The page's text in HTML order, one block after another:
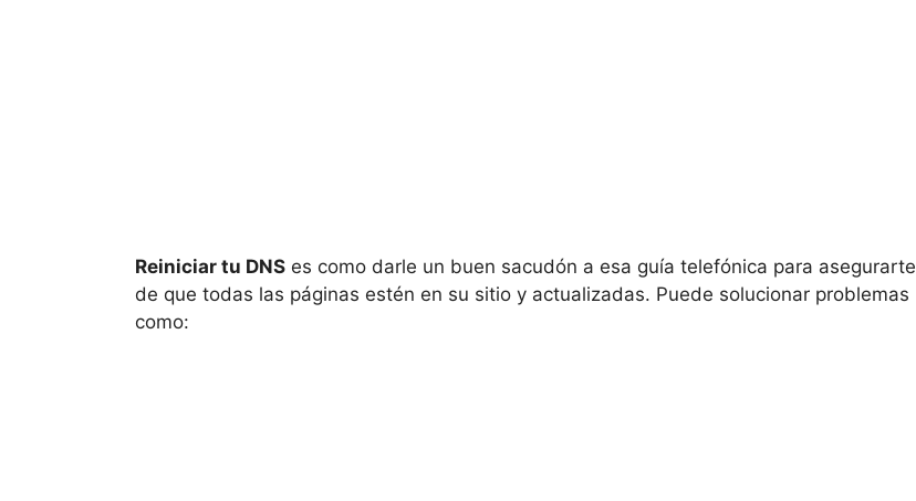
Reiniciar tu DNS es como darle un buen sacudón a esa guía telefónica para asegurarte
de que todas las páginas estén en su sitio y actualizadas. Puede solucionar problemas
como: